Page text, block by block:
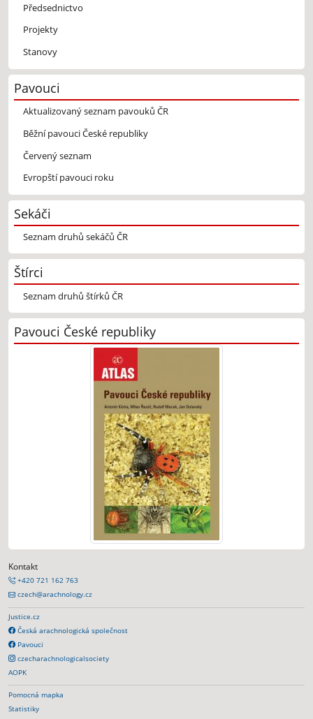
Předsednictvo
Projekty
Stanovy
Pavouci
Aktualizovaný seznam pavouků ČR
Běžní pavouci České republiky
Červený seznam
Evropští pavouci roku
Sekáči
Seznam druhů sekáčů ČR
Štírci
Seznam druhů štírků ČR
Pavouci České republiky
Kontakt
+420 721 162 763
czech@arachnology.cz
Justice.cz
Česká arachnologická společnost
Pavouci
czecharachnologicalsociety
AOPK
Pomocná mapka
Statistiky